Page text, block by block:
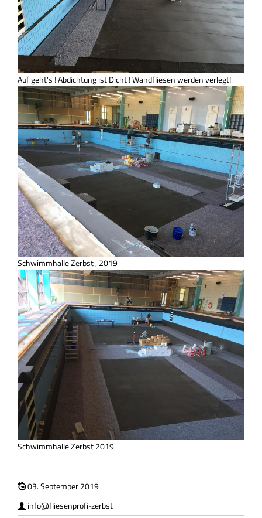
KONTAKT
Auf geht’s ! Abdichtung ist Dicht ! Wandfliesen werden verlegt!
Schwimmhalle Zerbst , 2019
Schwimmhalle Zerbst 2019
03. September 2019
info@fliesenprofi-zerbst